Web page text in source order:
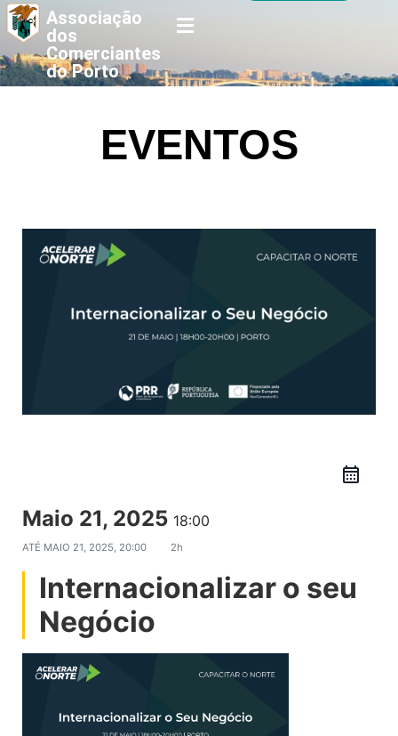
Associação
dos
Comerciantes
do Porto
EVENTOS
Maio 21, 2025 18:00
ATÉ MAIO 21, 2025, 20:00 2h
Internacionalizar o seu
Negócio